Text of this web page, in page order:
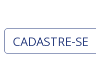
CADASTRE-SE